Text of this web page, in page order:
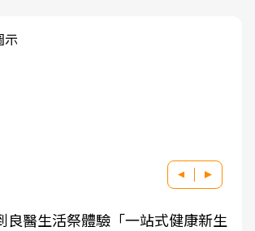
良醫生活祭體驗「一站式健康新生